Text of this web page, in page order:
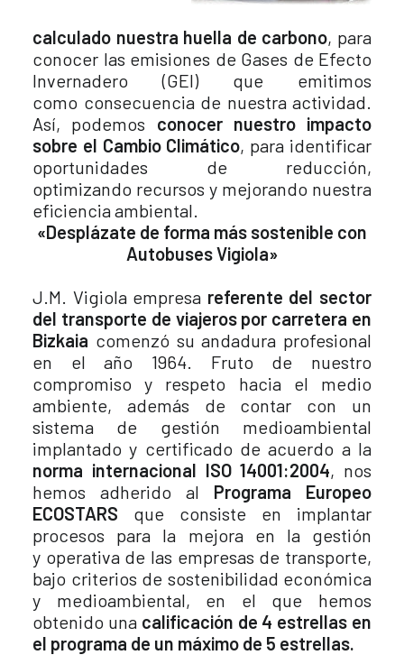
calculado nuestra huella de carbono, para
conocer las emisiones de Gases de Efecto
Invernadero (GEI) que emitimos
como consecuencia de nuestra actividad.
Así, podemos conocer nuestro impacto
sobre el Cambio Climático, para identificar
oportunidades de reducción,
optimizando recursos y mejorando nuestra
eficiencia ambiental.
«Desplázate de forma más sostenible con
Autobuses Vigiola»
J.M. Vigiola empresa referente del sector
del transporte de viajeros por carretera en
Bizkaia comenzó su andadura profesional
en el año 1964. Fruto de nuestro
compromiso y respeto hacia el medio
ambiente, además de contar con un
sistema de gestión medioambiental
implantado y certificado de acuerdo a la
norma internacional ISO 14001:2004, nos
hemos adherido al Programa Europeo
ECOSTARS que consiste en implantar
procesos para la mejora en la gestión
y operativa de las empresas de transporte,
bajo criterios de sostenibilidad económica
y medioambiental, en el que hemos
obtenido una calificación de 4 estrellas en
el programa de un máximo de 5 estrellas.